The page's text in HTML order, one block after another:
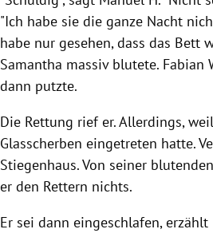
"Ich habe sie die ganze Nacht
habe nur gesehen, dass das Bett
Samantha massiv blutete. Fabian
dann putzte.
Die Rettung rief er. Allerdings,
Glasscherben eingetreten hatte.
Stiegenhaus. Von seiner
er den Rettern nichts.
Er sei dann eingeschlafen, erzählt